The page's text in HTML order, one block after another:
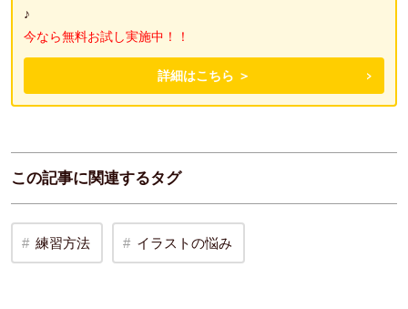
♪
今なら無料お試し実施中！！
詳細はこちら ＞
この記事に関連するタグ
練習方法 イラストの悩み